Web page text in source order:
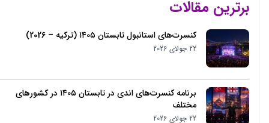
خانه
تور دبی
تماس با ما
درباره ما
کنسرت ها
آیا سوالی دارید ؟
لطفا با ما تماس بگیرید
تماس با پشتیبان